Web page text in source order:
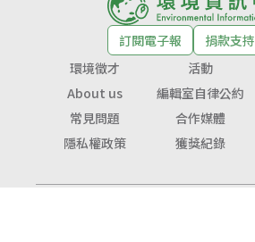
訂閱電子報
捐款支持
環境徵才
活動
About us
編輯室自律公約
常見問題
合作媒體
隱私權政策
獲獎紀錄